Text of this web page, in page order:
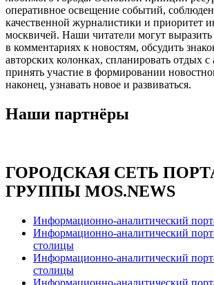
оперативное освещение событий,
качественной журналистики и приоритет
москвичей. Наши читатели могут
в комментариях к новостям, обсудить
авторских колонках, спланировать отдых
принять участие в формировании
наконец, узнавать новое и развиваться.
Наши партнёры
ГОРОДСКАЯ СЕТЬ
ГРУППЫ MOS.NEWS
Информационно-аналитический
Информационно-аналитический
столицы
Информационно-аналитический
столицы
Информационно-аналитический